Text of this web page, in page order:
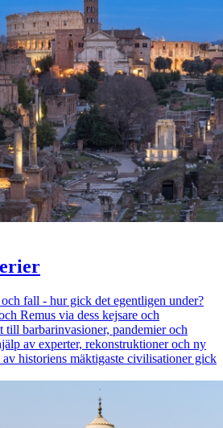
fall - hur gick det egentligen under?
Remus via dess kejsare och
till barbarinvasioner, pandemier och
av experter, rekonstruktioner och ny
historiens mäktigaste civilisationer gick